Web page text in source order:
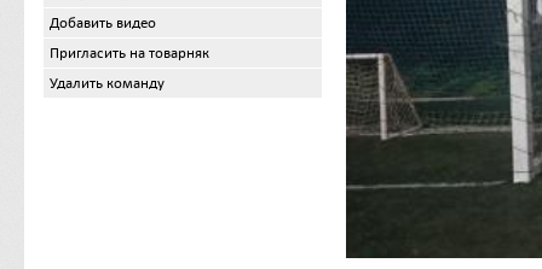
Добавить видео
Пригласить на товарняк
Удалить команду